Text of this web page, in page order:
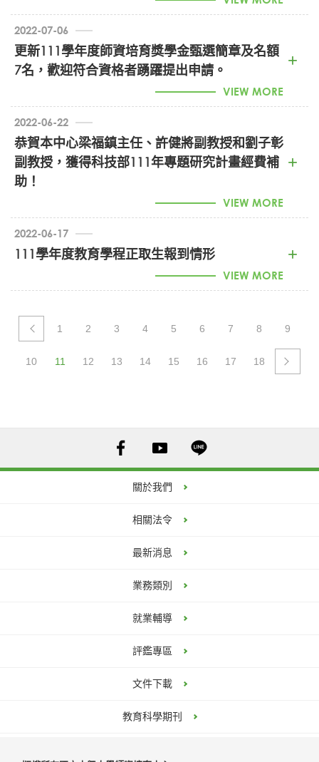
代表著作(如以英文撰寫，必須附中文摘要)及參考著
作抽印本或影本，並請檢附博士論文。代表作如係數
人合著，請附合著者證明。
其他有助瞭解申請者之資料
擬開設中、英文課程與教學大綱。
http://person.nchu.edu.tw/download.php
開班簡章.doc (PDF)
2022-07-06
更新111學年度師資培育獎學金甄選簡章及名額
7名，歡迎符合資格者踴躍提出申請。
VIEW MORE
111學年度師資生獎學金甄選簡章 (PDF)
2022-06-22
恭賀本中心梁福鎮主任、許健將副教授和劉子彰
副教授，獲得科技部111年專題研究計畫經費補
助！
VIEW MORE
2022-06-17
111學年度教育學程正取生報到情形
VIEW MORE
科缺額一位，已由國文科備取一遞補(依教育學程遴選委員
會決議辦理)，其餘正取生皆全數報到。
後續若有正取生放棄，將依規定依續遞補備取生，
111學年度備取生備取資格至111年度上學期課程加退選結
1 2 3 4 5 6 7 8 9
10 11 12 13 14 15 16 17 18
關於我們
相關法令
最新消息
業務類別
就業輔導
評鑑專區
文件下載
教育科學期刊